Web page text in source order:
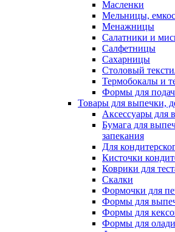
Масленки
Мельницы,
Менажницы
Салатники и
Салфетницы
Сахарницы
Столовый
Термобокалы и
Формы для
Товары для выпечки,
Аксессуары для
Бумага для
запекания
Для
Кисточки
Коврики для
Скалки
Формочки для
Формы для
Формы для
Формы для